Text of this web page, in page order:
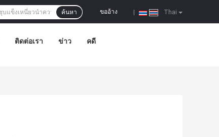
Thai
ขออ้าง
ค้นหา
ติดต่อเรา ข่าว คดี